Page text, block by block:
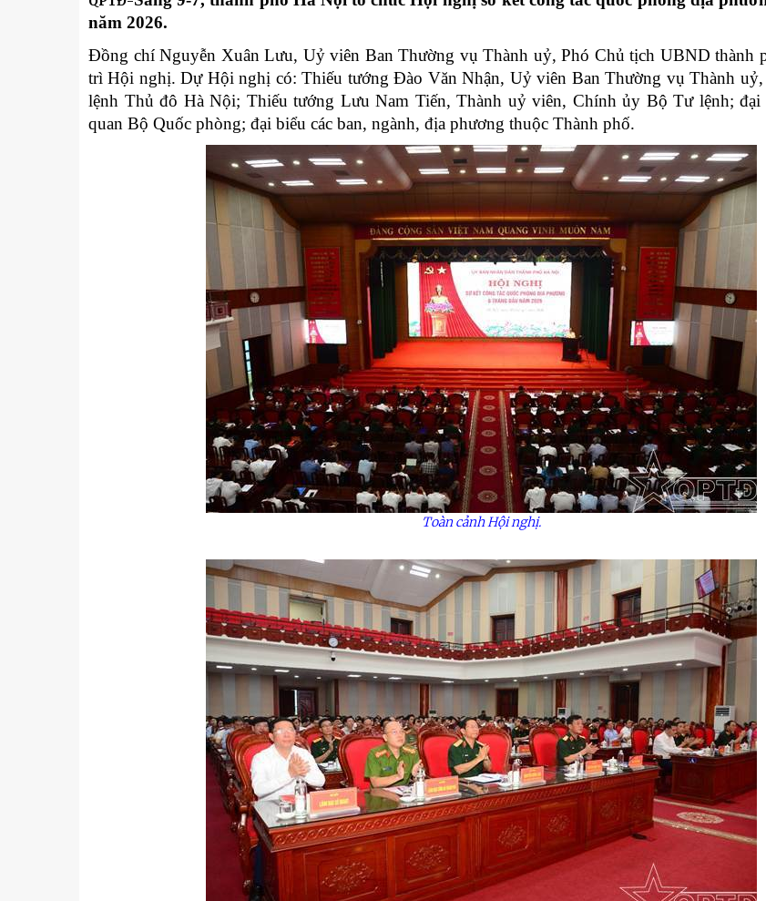
Kỹ thuật
Giáo dục Quốc phòng và An ninh
Chiến dịch 500 ngày đêmCải cách
năm 2026.
Đồng chí Nguyễn Xuân Lưu, Uỷ viên Ban Thường vụ Thành uỷ, Phó Chủ tịch UBND thành
trì Hội nghị. Dự Hội nghị có: Thiếu tướng Đào Văn Nhận, Uỷ viên Ban Thường vụ Thành
lệnh Thủ đô Hà Nội; Thiếu tướng Lưu Nam Tiến, Thành uỷ viên, Chính ủy Bộ Tư lệnh; đại
quan Bộ Quốc phòng; đại biểu các ban, ngành, địa phương thuộc Thành phố.
Toàn cảnh Hội nghị.
Tiểu đoàn Thiết giáp SSCĐ cao
trong dịp Tết Nguyên đán
Bộ Tư lệnh Thủ đô và các tổ chức
chính trị-xã hội thành phố Hà Nội
thăm, động viên chiến sĩ mới
Hương Tết ra đảo